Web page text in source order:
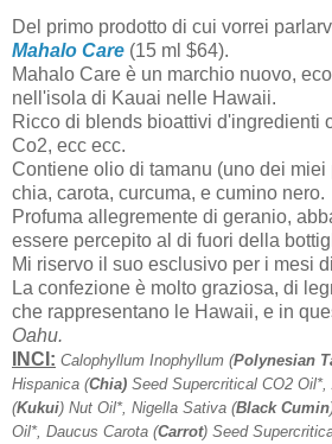
Del primo prodotto di cui vorrei
Mahalo Care (15 ml $64).
Mahalo Care è un marchio nuovo,
nell'isola di Kauai nelle Hawaii.
Ricco di blends bioattivi d'ingredienti
Co2, ecc ecc.
Contiene olio di tamanu (uno dei miei
chia, carota, curcuma, e cumino nero.
Profuma allegremente di geranio,
essere percepito al di fuori della
Mi riservo il suo esclusivo per i mesi
La confezione è molto graziosa, di
che rappresentano le Hawaii, e in
Oahu.
INCI: Calophyllum Inophyllum (Polynesian
Hispanica (Chia) Seed Supercritical CO2
(Kukui) Nut Oil*, Nigella Sativa (Black Cumin
Oil*, Daucus Carota (Carrot) Seed